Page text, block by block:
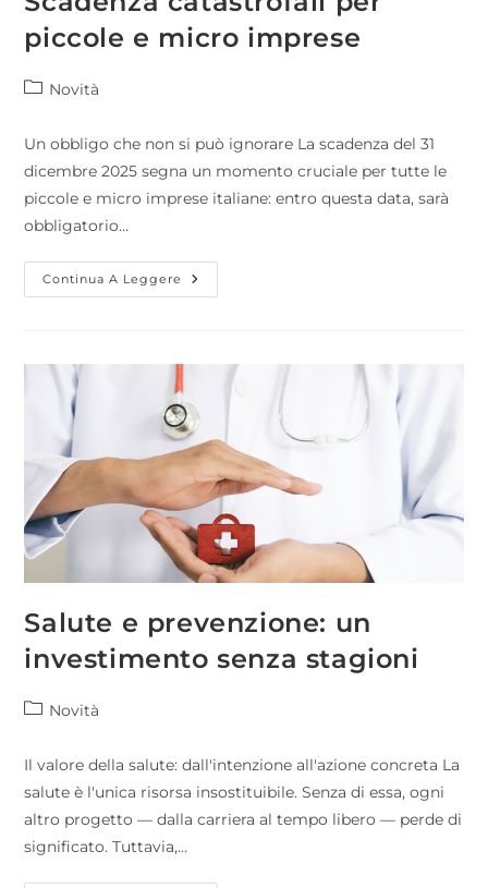
piccole e micro imprese
Novità
Un obbligo che non si può ignorare La scadenza del 31
dicembre 2025 segna un momento cruciale per tutte le
piccole e micro imprese italiane: entro questa data, sarà
obbligatorio…
Continua A Leggere
Salute e prevenzione: un
investimento senza stagioni
Novità
Il valore della salute: dall'intenzione all'azione concreta La
salute è l'unica risorsa insostituibile. Senza di essa, ogni
altro progetto — dalla carriera al tempo libero — perde di
significato. Tuttavia,…